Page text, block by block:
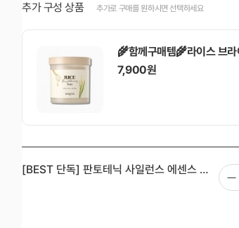
추가 구성 상품 추가로 구매를 원하시면 선택하세요
🌾함께구매템🌾라이스 브
7,900원
🩷함께구매템🩷당근&복숭
1,900원
[BEST 단독] 판토테닉 사일런스 에센스 7